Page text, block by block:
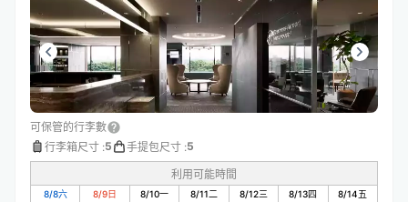
可保管的行李數
行李箱尺寸 :5 手提包尺寸 :5
利用可能時間
8/8六 8/9日 8/10一 8/11二 8/12三 8/13四 8/14五